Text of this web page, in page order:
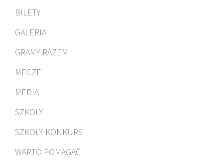
BILETY
GALERIA
GRAMY RAZEM
MECZE
MEDIA
SZKOŁY
SZKOŁY KONKURS
WARTO POMAGAĆ